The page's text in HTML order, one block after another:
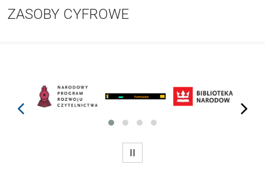
ZASOBY CYFROWE
prev next
WSTRZYMAJ